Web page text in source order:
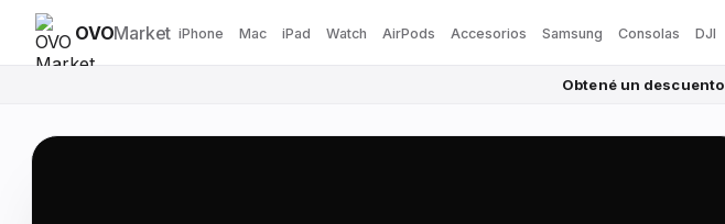
OVOMarket iPhone Mac iPad Watch AirPods Accesorios Samsung Consolas DJI
Obtené un descuento